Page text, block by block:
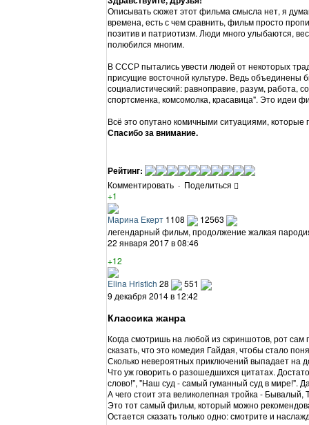
Описывать сюжет этот фильма смысла нет, я
времена, есть с чем сравнить, фильм просто
позитив и патриотизм. Люди много улыбаются,
полюбился многим.
В СССР пытались увести людей от некоторых
присущие восточной культуре. Ведь объединены
социалистический: равноправие, разум, работа,
спортсменка, комсомолка, красавица". Это идеи
Всё это опутано комичными ситуациями,
Спасибо за внимание.
Рейтинг:
Комментировать · Поделиться
+1
Марина Екерт 1108
12563
легендарный фильм, продолжение жалкая
22 января 2017 в 08:46
+12
Elina Hristich 28
551
9 декабря 2014 в 12:42
Классика жанра
Когда смотришь на любой из скриншотов, рот
сказать, что это комедия Гайдая, чтобы стало
Сколько невероятных приключений выпадает на
Что уж говорить о разошедшихся цитатах.
слово!", "Наш суд - самый гуманный суд в мире!".
А чего стоит эта великолепная тройка - Бывалый,
Это тот самый фильм, который можно
Остается сказать только одно: смотрите и